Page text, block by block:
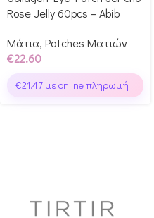
Glow Points!
Rose Jelly 60pcs – Abib
Μάτια, Patches Ματιών
€22.60
€21.47 με online πληρωμή